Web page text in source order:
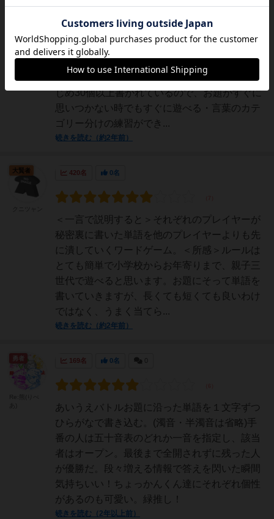
療育支援の観点からレビューさせていただきま
す。【良い点】・五十音表が目の前にあるの
で、ひらがなを練習中の方でも見本を見ながら
書ける・説明書の中にお題（テーマ）があらか
じめ30個以上書かれているので、お題がすぐに
思いつかない時でもすぐに遊べる・言葉のカテ
ゴリー分けの練習ができ...
続きを読む（約2年前）
420名 0名
＜一言で説明すると＞それぞれのプレイヤーが
秘密裏に書いた単語を他のプレイヤーよりも先
に潰していくワードゲーム。＜所感＞ルールは
とても簡単で小学校からお年寄りまで、親子三
世代で遊べると思います。お題にそって単語を
書いていきますが、長くても短くても良いわけ
ではなく、うまく当てら...
続きを読む（約2年前）
大賢者
169名 0名
あいうえバトルお題に沿った単語を１文字ずつ
ひらがなで書き込む。(濁音・半濁音は省略)手
番の人は五十音表のどれか一音を指定し、該当
者はオープン。最後まで全開されずに残った人
が優勝だ。段々増える情報で答えを閃いた瞬間
気持ちいい！ちょっかんくん達にそれぞれ個性
があるのも可愛い。緑推し！
続きを読む（2年以上前）
勇者